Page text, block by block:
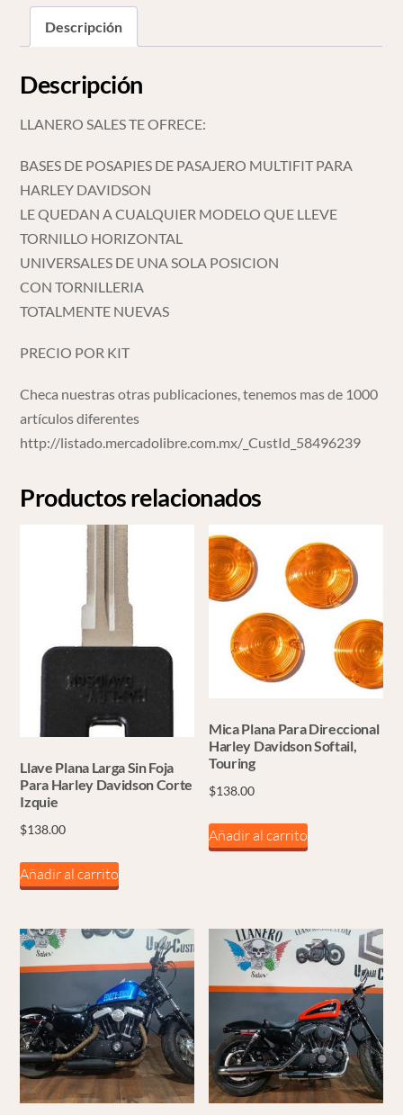
cantidad
Descripción
Descripción
LLANERO SALES TE OFRECE:
BASES DE POSAPIES DE PASAJERO MULTIFIT PARA
HARLEY DAVIDSON
LE QUEDAN A CUALQUIER MODELO QUE LLEVE
TORNILLO HORIZONTAL
UNIVERSALES DE UNA SOLA POSICION
CON TORNILLERIA
TOTALMENTE NUEVAS
PRECIO POR KIT
Checa nuestras otras publicaciones, tenemos mas de 1000
artículos diferentes
http://listado.mercadolibre.com.mx/_CustId_58496239
Productos relacionados
Llave Plana Larga Sin Foja
Para Harley Davidson Corte
Izquie
$138.00
Añadir al carrito
Mica Plana Para Direccional
Harley Davidson Softail,
Touring
$138.00
Añadir al carrito